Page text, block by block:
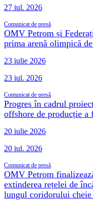
27 iul. 2026
Comunicat de presă
OMV Petrom și
prima arenă olimpică
23 iulie 2026
23 iul. 2026
Comunicat de presă
Progres în cadrul
offshore de producție a
20 iulie 2026
20 iul. 2026
Comunicat de presă
OMV Petrom
extinderea rețelei de
lungul coridorului